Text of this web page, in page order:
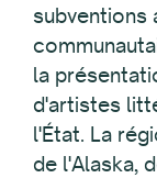
subventions
la
d'artistes
l'État. La
de l'Alaska,